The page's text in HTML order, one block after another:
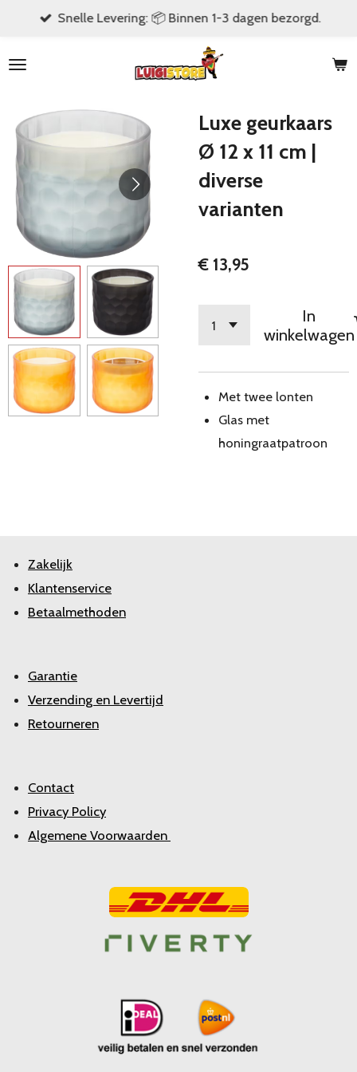
naar
hoofdinhoud
Snelle Levering: 📦 Binnen 1-3 dagen bezorgd.
Luxe geurkaars
Ø 12 x 11 cm |
diverse
varianten
€ 13,95
In
winkelwagen
Met twee lonten
Glas met
honingraatpatroon
Zakelijk
Klantenservice
Betaalmethoden
Garantie
Verzending en Levertijd
Retourneren
Contact
Privacy Policy
Algemene Voorwaarden